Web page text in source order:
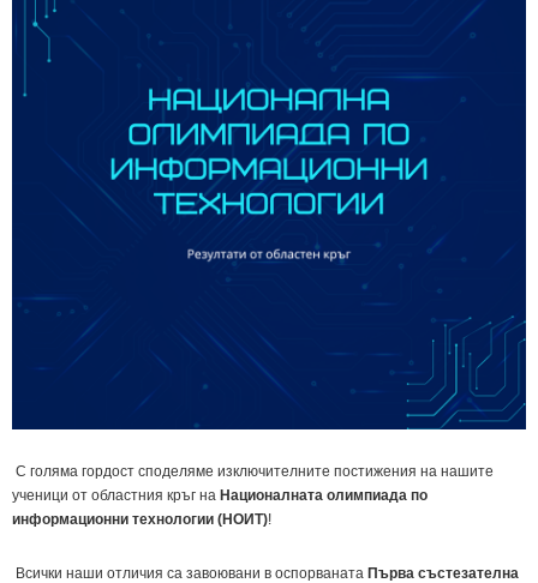
С голяма гордост споделяме изключителните постижения на нашите
ученици от областния кръг на Националната олимпиада по
информационни технологии (НОИТ)!
Всички наши отличия са завоювани в оспорваната Първа състезателна